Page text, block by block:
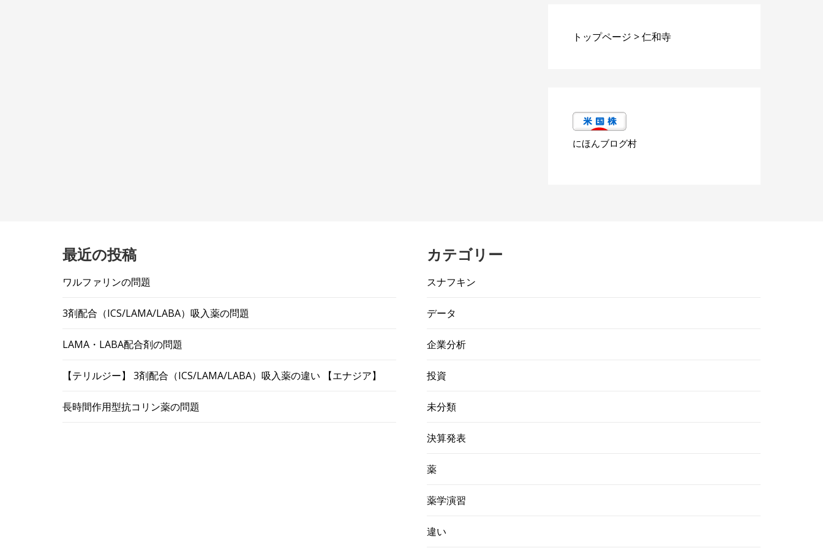
トップページ >仁和寺
にほんブログ村
最近の投稿
ワルファリンの問題
3剤配合（ICS/LAMA/LABA）吸入薬の問題
LAMA・LABA配合剤の問題
【テリルジー】 3剤配合（ICS/LAMA/LABA）吸入薬の違い 【エナジア】
長時間作用型抗コリン薬の問題
カテゴリー
スナフキン
データ
企業分析
投資
未分類
決算発表
薬
薬学演習
違い